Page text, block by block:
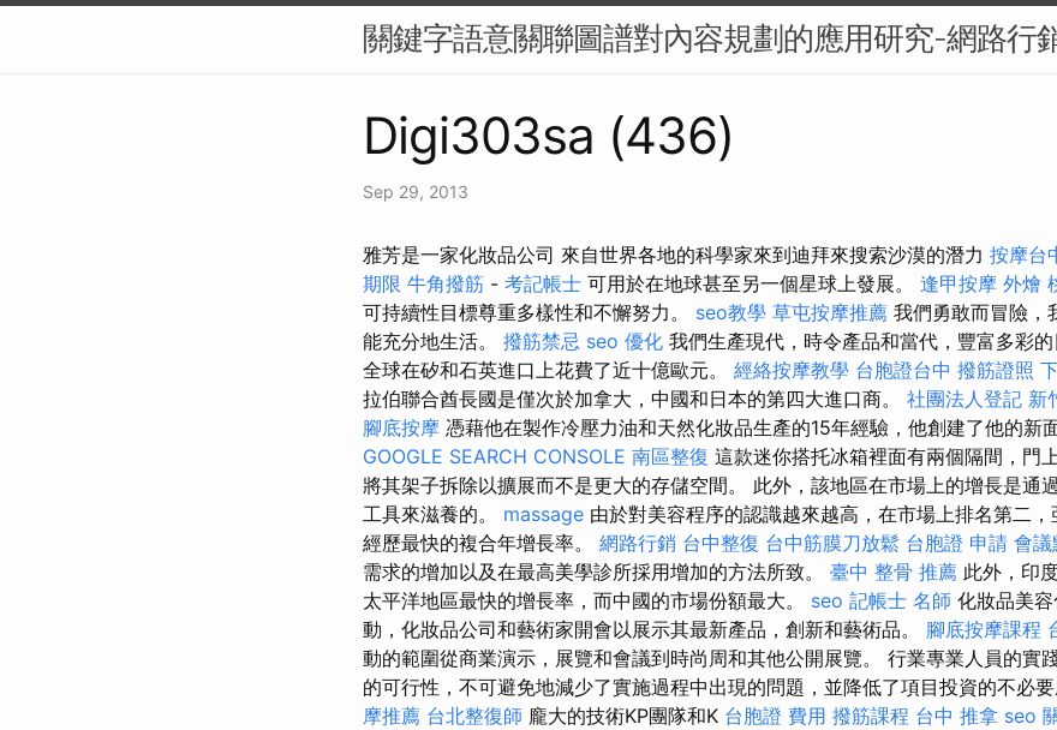
關鍵字語意關聯圖譜對內容規劃的應用研究-網路行
Digi303sa (436)
Sep 29, 2013
雅芳是一家化妝品公司 來自世界各地的科學家來到迪拜來搜索沙漠的潛力 按摩台
期限 牛角撥筋 - 考記帳士 可用於在地球甚至另一個星球上發展。 逢甲按摩 外燴
可持續性目標尊重多樣性和不懈努力。 seo教學 草屯按摩推薦 我們勇敢而冒險，
能充分地生活。 撥筋禁忌 seo 優化 我們生產現代，時令產品和當代，豐富多彩
全球在矽和石英進口上花費了近十億歐元。 經絡按摩教學 台胞證台中 撥筋證照
拉伯聯合酋長國是僅次於加拿大，中國和日本的第四大進口商。 社團法人登記 新
腳底按摩 憑藉他在製作冷壓力油和天然化妝品生產的15年經驗，他創建了他的新
GOOGLE SEARCH CONSOLE 南區整復 這款迷你搭托冰箱裡面有兩個隔間，門
將其架子拆除以擴展而不是更大的存儲空間。 此外，該地區在市場上的增長是通
工具來滋養的。 massage 由於對美容程序的認識越來越高，在市場上排名第二
經歷最快的複合年增長率。 網路行銷 台中整復 台中筋膜刀放鬆 台胞證 申請 會議
需求的增加以及在最高美學診所採用增加的方法所致。 臺中 整骨 推薦 此外，印
太平洋地區最快的增長率，而中國的市場份額最大。 seo 記帳士 名師 化妝品美
動，化妝品公司和藝術家開會以展示其最新產品，創新和藝術品。 腳底按摩課程
動的範圍從商業演示，展覽和會議到時尚周和其他公開展覽。 行業專業人員的實
的可行性，不可避免地減少了實施過程中出現的問題，並降低了項目投資的不必要
摩推薦 台北整復師 龐大的技術KP團隊和K 台胞證 費用 撥筋課程 台中 推拿 seo